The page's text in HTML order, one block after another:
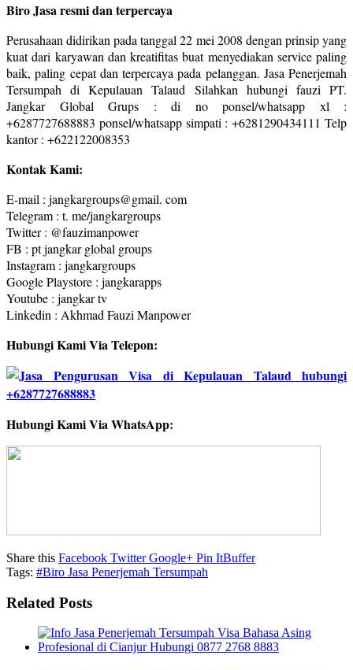
Biro Jasa resmi dan terpercaya
Perusahaan didirikan pada tanggal 22 mei 2008 dengan prinsip yang
kuat dari karyawan dan kreatifitas buat menyediakan service paling
baik, paling cepat dan terpercaya pada pelanggan. Jasa Penerjemah
Tersumpah di Kepulauan Talaud Silahkan hubungi fauzi PT.
Jangkar Global Grups : di no ponsel/whatsapp xl :
+6287727688883 ponsel/whatsapp simpati : +6281290434111 Telp
kantor : +622122008353
Kontak Kami:
E-mail : jangkargroups@gmail. com
Telegram : t. me/jangkargroups
Twitter : @fauzimanpower
FB : pt jangkar global groups
Instagram : jangkargroups
Google Playstore : jangkarapps
Youtube : jangkar tv
Linkedin : Akhmad Fauzi Manpower
Hubungi Kami Via Telepon:
Hubungi Kami Via WhatsApp:
Share this Facebook TwitterGoogle+ Pin ItBuffer
Tags: #Biro Jasa Penerjemah Tersumpah
Related Posts